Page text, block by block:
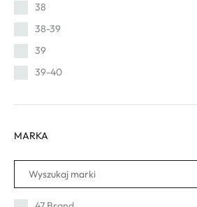
38
38-39
39
39-40
41
42-43
43-44
45-46
MARKA